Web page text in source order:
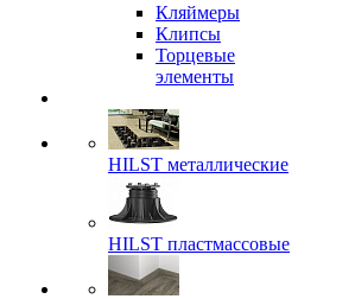
Кляймеры
Клипсы
Торцевые
элементы
HILST металлические
HILST пластмассовые